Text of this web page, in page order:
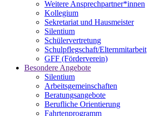
Weitere Ansprechpartner*innen
Kollegium
Sekretariat und Hausmeister
Silentium
Schülervertretung
Schulpflegschaft/Elternmitarbeit
GFF (Förderverein)
Besondere Angebote
Silentium
Arbeitsgemeinschaften
Beratungsangebote
Berufliche Orientierung
Fahrtenprogramm